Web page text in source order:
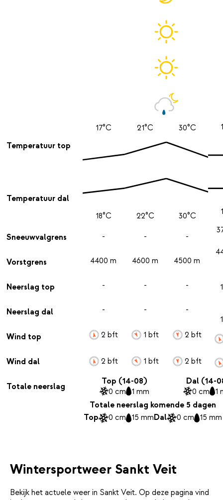
Temperatuur top
Temperatuur dal
Sneeuwvalgrens
Vorstgrens
Neerslag top
Neerslag dal
Wind top
Wind dal
Totale neerslag
17°C
18°C
-
4400 m
-
-
2 bft
2 bft
21°C
22°C
-
4600 m
-
-
1 bft
1 bft
30°C
30°C
-
4500 m
-
-
2 bft
2 bft
Top (14-08)
0 cm 1 mm
Dal (14-
0 cm 1
Totale neerslag komende 5 dagen
Top
0 cm 15 mmDal 0 cm 15 mm
Wintersportweer Sankt Veit
Bekijk het actuele weer in Sankt Veit. Op deze pagina vind